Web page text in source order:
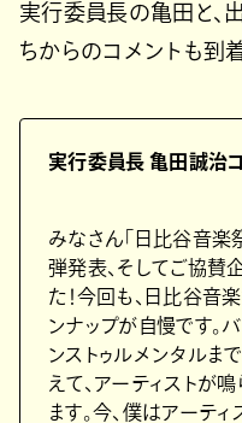
実行委員長の亀田と、
ちからのコメントも到着
実行委員長 亀田誠治
みなさん「⽇⽐⾕⾳楽
弾発表、そしてご協賛
た！今回も、⽇⽐⾕⾳
ンナップが⾃慢です。
ンストゥルメンタルま
えて、アーティストが
ます。今、僕はアーテ